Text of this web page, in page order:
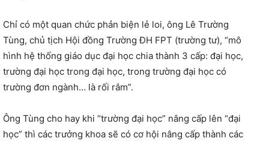
Chỉ có một quan chức phản biện lẻ loi, ông Lê Trường
Tùng, chủ tịch Hội đồng Trường ĐH FPT (trường tư), “mô
hình hệ thống giáo dục đại học chia thành 3 cấp: đại học,
trường đại học trong đại học, trong trường đại học có
trường đơn ngành… là rối rắm”.
Ông Tùng cho hay khi “trường đại học” nâng cấp lên “đại
học” thì các trưởng khoa sẽ có cơ hội nâng cấp thành các